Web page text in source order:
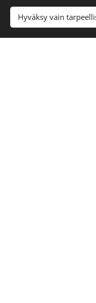
Kakut
Juhlaan ja
Hyväksy vain